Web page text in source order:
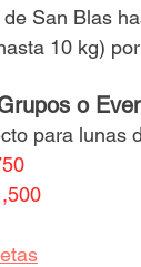
San Blas
10 kg)
o
para lunas